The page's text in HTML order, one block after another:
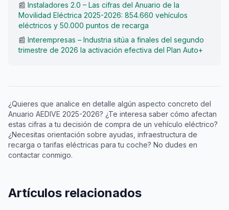
📰 Instaladores 2.0 – Las cifras del Anuario de la
Movilidad Eléctrica 2025-2026: 854.660 vehículos
eléctricos y 50.000 puntos de recarga
📰 Interempresas – Industria sitúa a finales del segundo
trimestre de 2026 la activación efectiva del Plan Auto+
¿Quieres que analice en detalle algún aspecto concreto del
Anuario AEDIVE 2025-2026? ¿Te interesa saber cómo afectan
estas cifras a tu decisión de compra de un vehículo eléctrico?
¿Necesitas orientación sobre ayudas, infraestructura de
recarga o tarifas eléctricas para tu coche? No dudes en
contactar conmigo.
Artículos relacionados